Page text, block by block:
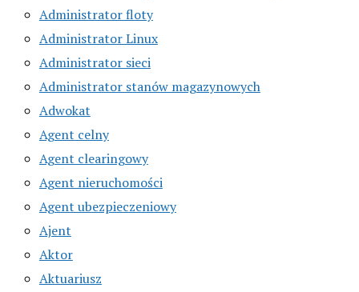
Administrator floty
Administrator Linux
Administrator sieci
Administrator stanów magazynowych
Adwokat
Agent celny
Agent clearingowy
Agent nieruchomości
Agent ubezpieczeniowy
Ajent
Aktor
Aktuariusz